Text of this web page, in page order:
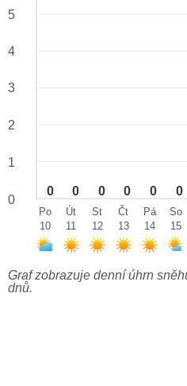
0 0 0 0 0 0
5
4
3
2
1
0
Po
10
Út
11
St
12
Čt
13
Pá
14
So
15
Graf zobrazuje denní úhrn
dnů.